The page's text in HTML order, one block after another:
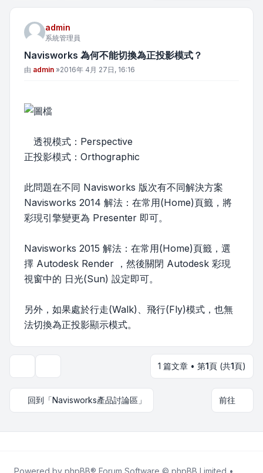
admin
系統管理員
Navisworks 為何不能切換為正投影模式？
文章
由 admin »2016年 4月 27日, 16:16
透視模式：Perspective
正投影模式：Orthographic
此問題在不同 Navisworks 版次有不同解決方案
Navisworks 2014 解法：在常用(Home)頁籤，將
彩現引擎變更為 Presenter 即可。
Navisworks 2015 解法：在常用(Home)頁籤，選
擇 Autodesk Render ，然後關閉 Autodesk 彩現
視窗中的 日光(Sun) 設定即可。
另外，如果處於行走(Walk)、飛行(Fly)模式，也無
法切換為正投影顯示模式。
1 篇文章 • 第1頁 (共1頁)
回到「Navisworks產品討論區」 前往
Powered by phpBB® Forum Software © phpBB Limited •